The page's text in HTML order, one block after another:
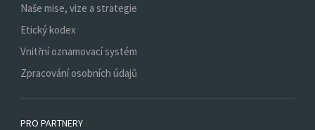
Naše mise, vize a strategie
Etický kodex
Vnitřní oznamovací systém
Zpracování osobních údajů
PRO PARTNERY